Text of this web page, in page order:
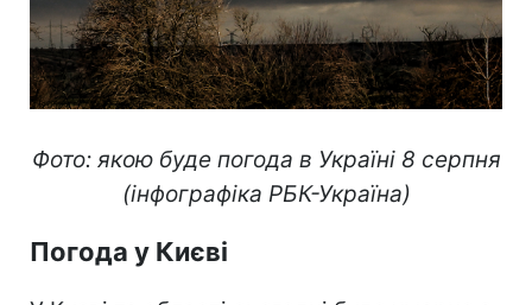
Фото: якою буде погода в Україні 8 серпня
(інфографіка РБК-Україна)
Погода у Києві